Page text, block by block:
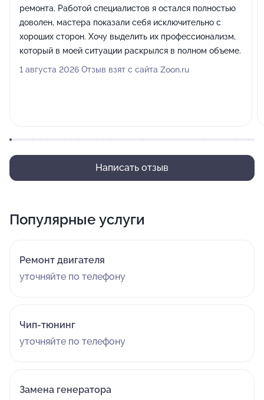
ремонта. Работой специалистов я остался полностью
доволен, мастера показали себя исключительно с
хороших сторон. Хочу выделить их профессионализм,
который в моей ситуации раскрылся в полном объеме.
1 августа 2026 Отзыв взят с сайта Zoon.ru
Написать отзыв
Популярные услуги
Ремонт двигателя
уточняйте по телефону
Чип-тюнинг
уточняйте по телефону
Замена генератора